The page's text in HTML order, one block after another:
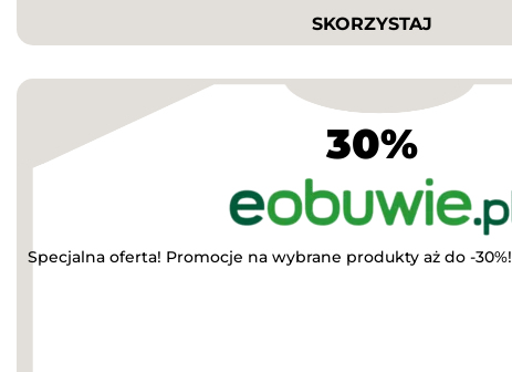
SKORZYSTAJ
30%
Specjalna oferta! Promocje na wybrane produkty aż do -30%!